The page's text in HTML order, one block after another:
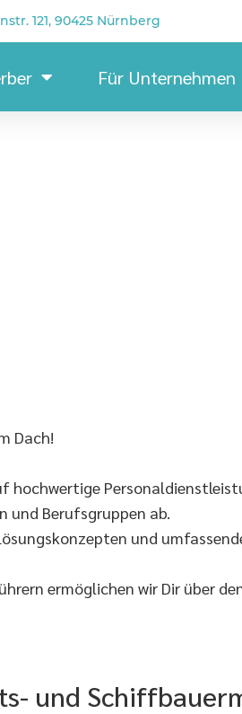
121, 90425 Nürnberg
Für Unternehmen
Dach!
hochwertige
Berufsgruppen ab.
und
ermöglichen wir Dir über
und